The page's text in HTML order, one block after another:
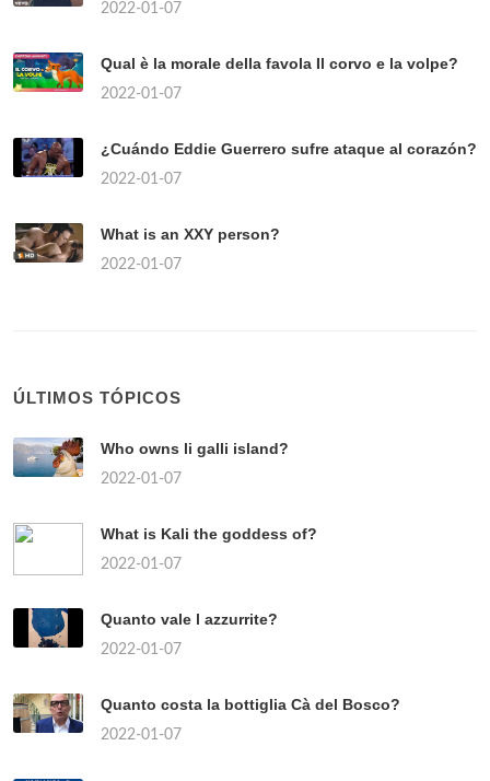
2022-01-07
Qual è la morale della favola Il corvo e la volpe?
2022-01-07
¿Cuándo Eddie Guerrero sufre ataque al corazón?
2022-01-07
What is an XXY person?
2022-01-07
ÚLTIMOS TÓPICOS
Who owns li galli island?
2022-01-07
What is Kali the goddess of?
2022-01-07
Quanto vale l azzurrite?
2022-01-07
Quanto costa la bottiglia Cà del Bosco?
2022-01-07